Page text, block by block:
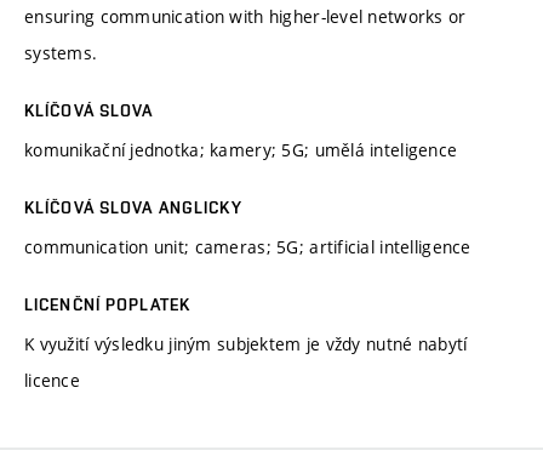
ensuring communication with higher-level networks or
systems.
KLÍČOVÁ SLOVA
komunikační jednotka; kamery; 5G; umělá inteligence
KLÍČOVÁ SLOVA ANGLICKY
communication unit; cameras; 5G; artificial intelligence
LICENČNÍ POPLATEK
K využití výsledku jiným subjektem je vždy nutné nabytí
licence